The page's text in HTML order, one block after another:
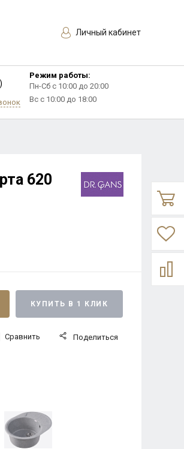
Личный кабинет
Режим работы:
Пн-Сб с 10:00 до 20:00
Вс с 10:00 до 18:00
620
КУПИТЬ В 1 КЛИК
Сравнить Поделиться